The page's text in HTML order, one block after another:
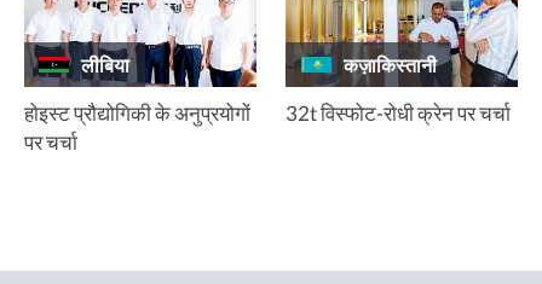
लीबिया
होइस्ट प्रौद्योगिकी के अनुप्रयोगों
पर चर्चा
कज़ाकिस्तानी
32t विस्फोट-रोधी क्रेन पर चर्चा